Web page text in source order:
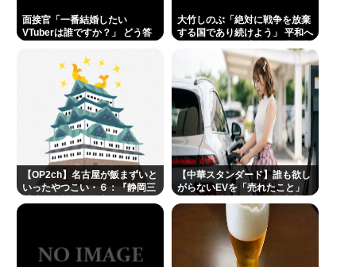
面接官「一番結婚したい
VTuberは誰ですか？」 どう答
大竹しのぶ「絶対に戦争を放棄
する国であり続けよう」 平和へ
下されてから81年 #芸能 | 沖縄
は中国領土と主張されたら
【OP2ch】名古屋が飯まずいと
いったやつこい・６：『静岡三
【中華スタンダード】誰も欲し
がらないEVを「売れたこと」